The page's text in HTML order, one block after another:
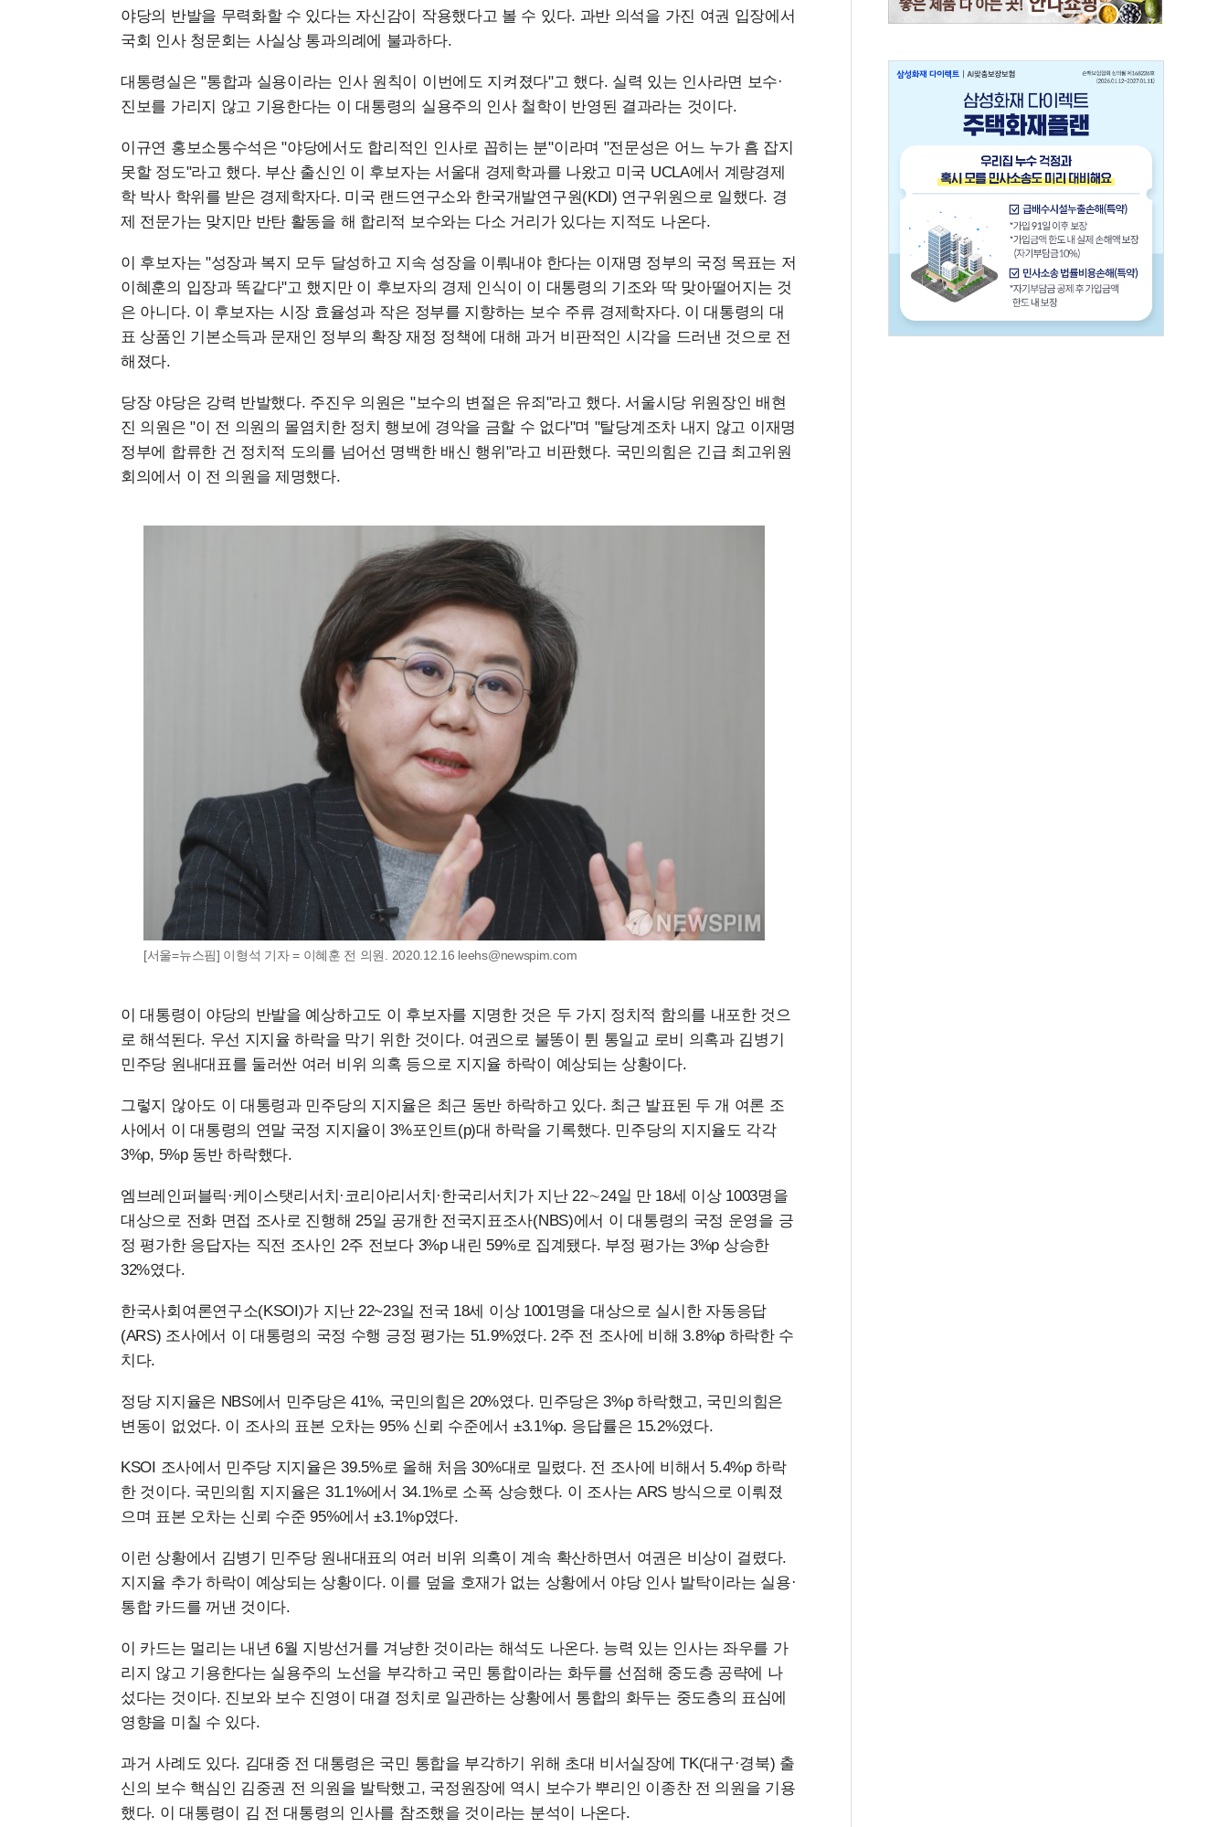
야당의 반발을 무력화할 수 있다는 자신감이 작용했다고 볼 수 있다. 과반 의석을 가진 여권 입장에서
국회 인사 청문회는 사실상 통과의례에 불과하다.
대통령실은 "통합과 실용이라는 인사 원칙이 이번에도 지켜졌다"고 했다. 실력 있는 인사라면 보수·
진보를 가리지 않고 기용한다는 이 대통령의 실용주의 인사 철학이 반영된 결과라는 것이다.
이규연 홍보소통수석은 "야당에서도 합리적인 인사로 꼽히는 분"이라며 "전문성은 어느 누가 흠 잡지
못할 정도"라고 했다. 부산 출신인 이 후보자는 서울대 경제학과를 나왔고 미국 UCLA에서 계량경제
학 박사 학위를 받은 경제학자다. 미국 랜드연구소와 한국개발연구원(KDI) 연구위원으로 일했다. 경
제 전문가는 맞지만 반탄 활동을 해 합리적 보수와는 다소 거리가 있다는 지적도 나온다.
이 후보자는 "성장과 복지 모두 달성하고 지속 성장을 이뤄내야 한다는 이재명 정부의 국정 목표는 저
이혜훈의 입장과 똑같다"고 했지만 이 후보자의 경제 인식이 이 대통령의 기조와 딱 맞아떨어지는 것
은 아니다. 이 후보자는 시장 효율성과 작은 정부를 지향하는 보수 주류 경제학자다. 이 대통령의 대
표 상품인 기본소득과 문재인 정부의 확장 재정 정책에 대해 과거 비판적인 시각을 드러낸 것으로 전
해졌다.
당장 야당은 강력 반발했다. 주진우 의원은 "보수의 변절은 유죄"라고 했다. 서울시당 위원장인 배현
진 의원은 "이 전 의원의 몰염치한 정치 행보에 경악을 금할 수 없다"며 "탈당계조차 내지 않고 이재명
정부에 합류한 건 정치적 도의를 넘어선 명백한 배신 행위"라고 비판했다. 국민의힘은 긴급 최고위원
회의에서 이 전 의원을 제명했다.
[서울=뉴스핌] 이형석 기자 = 이혜훈 전 의원. 2020.12.16 leehs@newspim.com
이 대통령이 야당의 반발을 예상하고도 이 후보자를 지명한 것은 두 가지 정치적 함의를 내포한 것으
로 해석된다. 우선 지지율 하락을 막기 위한 것이다. 여권으로 불똥이 튄 통일교 로비 의혹과 김병기
민주당 원내대표를 둘러싼 여러 비위 의혹 등으로 지지율 하락이 예상되는 상황이다.
그렇지 않아도 이 대통령과 민주당의 지지율은 최근 동반 하락하고 있다. 최근 발표된 두 개 여론 조
사에서 이 대통령의 연말 국정 지지율이 3%포인트(p)대 하락을 기록했다. 민주당의 지지율도 각각
3%p, 5%p 동반 하락했다.
엠브레인퍼블릭·케이스탯리서치·코리아리서치·한국리서치가 지난 22∼24일 만 18세 이상 1003명을
대상으로 전화 면접 조사로 진행해 25일 공개한 전국지표조사(NBS)에서 이 대통령의 국정 운영을 긍
정 평가한 응답자는 직전 조사인 2주 전보다 3%p 내린 59%로 집계됐다. 부정 평가는 3%p 상승한
32%였다.
한국사회여론연구소(KSOI)가 지난 22~23일 전국 18세 이상 1001명을 대상으로 실시한 자동응답
(ARS) 조사에서 이 대통령의 국정 수행 긍정 평가는 51.9%였다. 2주 전 조사에 비해 3.8%p 하락한 수
치다.
정당 지지율은 NBS에서 민주당은 41%, 국민의힘은 20%였다. 민주당은 3%p 하락했고, 국민의힘은
변동이 없었다. 이 조사의 표본 오차는 95% 신뢰 수준에서 ±3.1%p. 응답률은 15.2%였다.
KSOI 조사에서 민주당 지지율은 39.5%로 올해 처음 30%대로 밀렸다. 전 조사에 비해서 5.4%p 하락
한 것이다. 국민의힘 지지율은 31.1%에서 34.1%로 소폭 상승했다. 이 조사는 ARS 방식으로 이뤄졌
으며 표본 오차는 신뢰 수준 95%에서 ±3.1%p였다.
이런 상황에서 김병기 민주당 원내대표의 여러 비위 의혹이 계속 확산하면서 여권은 비상이 걸렸다.
지지율 추가 하락이 예상되는 상황이다. 이를 덮을 호재가 없는 상황에서 야당 인사 발탁이라는 실용·
통합 카드를 꺼낸 것이다.
이 카드는 멀리는 내년 6월 지방선거를 겨냥한 것이라는 해석도 나온다. 능력 있는 인사는 좌우를 가
리지 않고 기용한다는 실용주의 노선을 부각하고 국민 통합이라는 화두를 선점해 중도층 공략에 나
섰다는 것이다. 진보와 보수 진영이 대결 정치로 일관하는 상황에서 통합의 화두는 중도층의 표심에
영향을 미칠 수 있다.
과거 사례도 있다. 김대중 전 대통령은 국민 통합을 부각하기 위해 초대 비서실장에 TK(대구·경북) 출
신의 보수 핵심인 김중권 전 의원을 발탁했고, 국정원장에 역시 보수가 뿌리인 이종찬 전 의원을 기용
했다. 이 대통령이 김 전 대통령의 인사를 참조했을 것이라는 분석이 나온다.